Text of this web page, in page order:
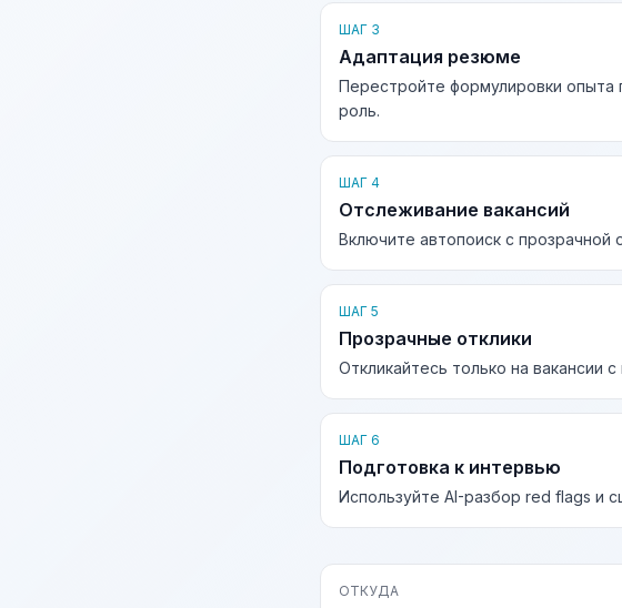
ШАГ 3
Адаптация резюме
Перестройте формулировки опыта
роль.
ШАГ 4
Отслеживание вакансий
Включите автопоиск с прозрачной
ШАГ 5
Прозрачные отклики
Откликайтесь только на вакансии
ШАГ 6
Подготовка к интервью
Используйте AI-разбор red flags и
ОТКУДА